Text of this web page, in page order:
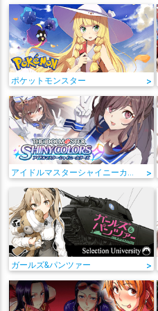
ポケットモンスター >
アイドルマスターシャイニーカラーズ >
ガールズ&パンツァー >